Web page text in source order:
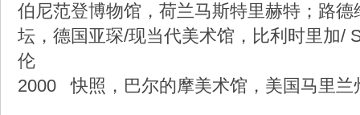
伯尼范登博物馆，荷兰马斯特里赫特；路德
坛，德国亚琛/现当代美术馆，比利时里加/
伦
2000 快照，巴尔的摩美术馆，美国马里兰